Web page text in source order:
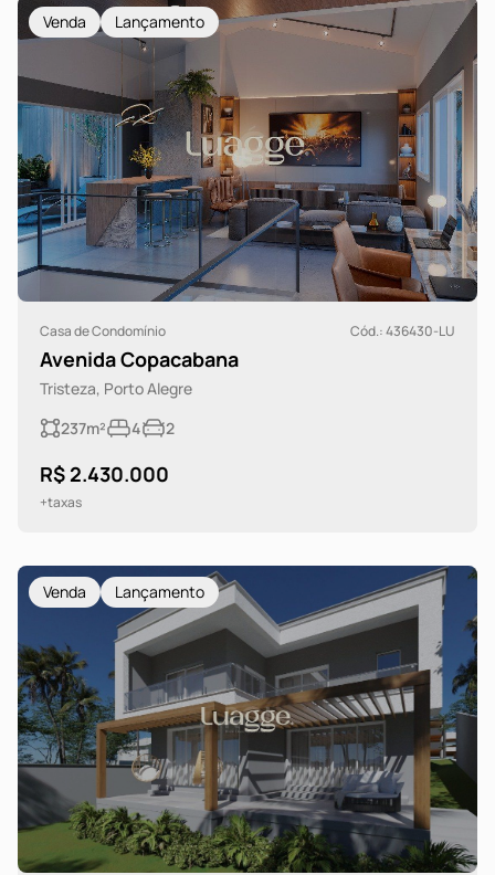
Venda Lançamento
Casa de Condomínio Cód.: 436430-LU
Avenida Copacabana
Tristeza, Porto Alegre
237m²
4 2
R$ 2.430.000
+taxas
Venda Lançamento